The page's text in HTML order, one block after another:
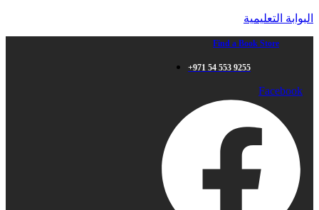
البوابة التعليمية
Find a Book Store
+971 54 553 9255
Facebook